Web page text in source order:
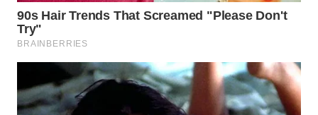
SAMOSIR
WN
PADANG